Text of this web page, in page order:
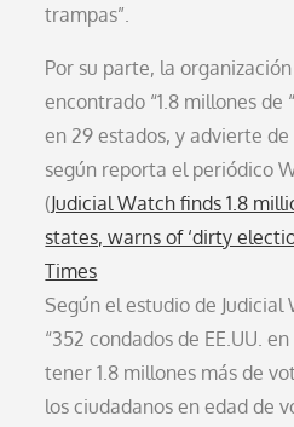
trampas”.
Por su parte, la
encontrado “1.8 millones de
en 29 estados, y advierte de
según reporta el periódico
(Judicial Watch finds 1.8
states, warns of ‘dirty
Times
Según el estudio de Judicial
“352 condados de EE.UU.
tener 1.8 millones más de
los ciudadanos en edad de